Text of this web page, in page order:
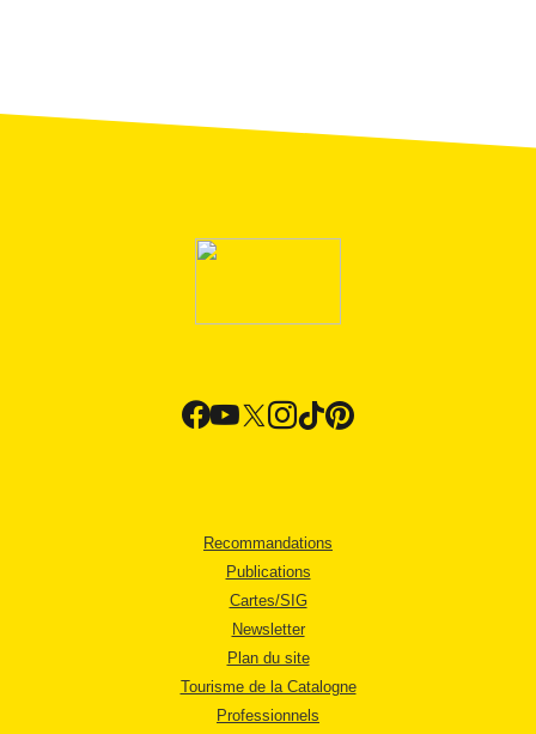
Recommandations
Publications
Cartes/SIG
Newsletter
Plan du site
Tourisme de la Catalogne
Professionnels